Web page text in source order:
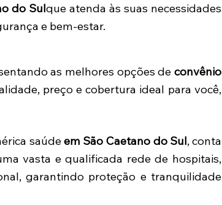
do Sulque atenda às suas necessidades
e bem-estar.
as melhores opções de convênio
preço e cobertura ideal para você,
saúdeem São Caetano do Sul, conta
vasta e qualificada rede de hospitais,
garantindo proteção e tranquilidade